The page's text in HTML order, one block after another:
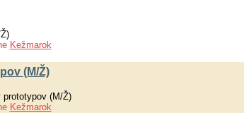
Kežmarok
(M/Ž)
prototypov (M/Ž)
Kežmarok